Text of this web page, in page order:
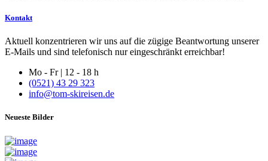
Kontakt
Aktuell konzentrieren wir uns auf die zügige Beantwortung unserer
E-Mails und sind telefonisch nur eingeschränkt erreichbar!
Mo - Fr | 12 - 18 h
(0521) 43 29 323
info@tom-skireisen.de
Neueste Bilder